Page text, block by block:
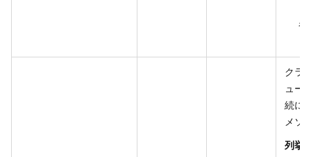
者
クラ
ュー
続に
メソ
列挙